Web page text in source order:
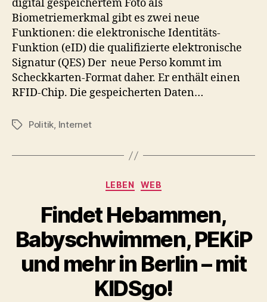
digital gespeichertem Foto als
Biometriemerkmal gibt es zwei neue
Funktionen: die elektronische Identitäts-
Funktion (eID) die qualifizierte elektronische
Signatur (QES) Der neue Perso kommt im
Scheckkarten-Format daher. Er enthält einen
RFID-Chip. Die gespeicherten Daten…
Schlagwörter
Politik, Internet
Kategorien
LEBEN WEB
Findet Hebammen,
Babyschwimmen, PEKiP
und mehr in Berlin – mit
KIDSgo!